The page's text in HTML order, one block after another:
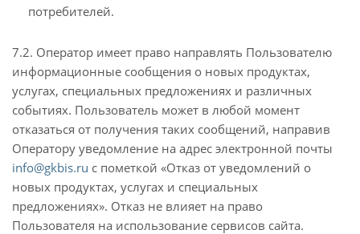
потребителей.
7.2. Оператор имеет право направлять Пользователю
информационные сообщения о новых продуктах,
услугах, специальных предложениях и различных
событиях. Пользователь может в любой момент
отказаться от получения таких сообщений, направив
Оператору уведомление на адрес электронной почты
info@gkbis.ru с пометкой «Отказ от уведомлений о
новых продуктах, услугах и специальных
предложениях». Отказ не влияет на право
Пользователя на использование сервисов сайта.